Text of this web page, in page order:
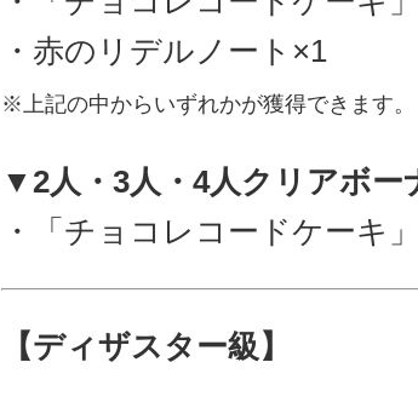
・赤のリデルノート×1
※上記の中からいずれかが獲得できます。
▼2人・3人・4人クリアボー
・「チョコレコードケーキ
【ディザスター級】